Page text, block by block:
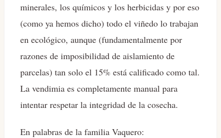
minerales, los químicos y los herbicidas y por eso
(como ya hemos dicho) todo el viñedo lo trabajan
en ecológico, aunque (fundamentalmente por
razones de imposibilidad de aislamiento de
parcelas) tan solo el 15% está calificado como tal.
La vendimia es completamente manual para
intentar respetar la integridad de la cosecha.
En palabras de la familia Vaquero: